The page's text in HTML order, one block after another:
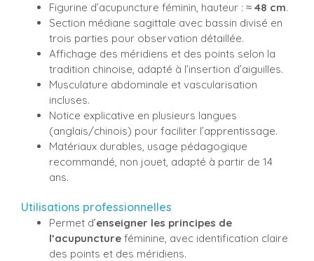
Figurine d’acupuncture féminin, hauteur : ≈ 48 cm.
Section médiane sagittale avec bassin divisé en
trois parties pour observation détaillée.
Affichage des méridiens et des points selon la
tradition chinoise, adapté à l’insertion d’aiguilles.
Musculature abdominale et vascularisation
incluses.
Notice explicative en plusieurs langues
(anglais/chinois) pour faciliter l’apprentissage.
Matériaux durables, usage pédagogique
recommandé, non jouet, adapté à partir de 14
ans.
Utilisations professionnelles
Permet d’enseigner les principes de
l’acupuncture féminine, avec identification claire
des points et des méridiens.